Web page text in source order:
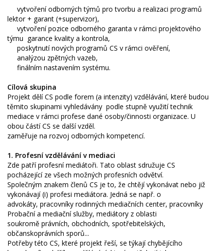
­ vytvoření odborných týmů pro tvorbu a realizaci programů
lektor + garant (+supervizor),
­ vytvoření pozice odborného garanta v rámci projektového
týmu ­ garance kvality a kontrola,
­ poskytnutí nových programů CS v rámci ověření,
­ analýzou zpětných vazeb,
­ finálním nastavením systému.
Cílová skupina
Projekt dělí CS podle forem (a intenzity) vzdělávání, které budou
těmito skupinami vyhledávány ­ podle stupně využití technik
mediace v rámci profese dané osoby/činnosti organizace. U
obou částí CS se další vzděl.
zaměřuje na rozvoj odborných kompetencí.
1. Profesní vzdělávání v mediaci
Zde patří profesní mediátoři. Tato oblast sdružuje CS
pocházející ze všech možných profesních odvětví.
Společným znakem členů CS je to, že chtějí vykonávat nebo již
vykonávají (i) profesi mediátora. Jedná se např. o
advokáty, pracovníky rodinných mediačních center, pracovníky
Probační a mediační služby, mediátory z oblasti
soukromě právních, obchodních, spotřebitelských,
občanskoprávních sporů...
Potřeby této CS, které projekt řeší, se týkají chybějícího